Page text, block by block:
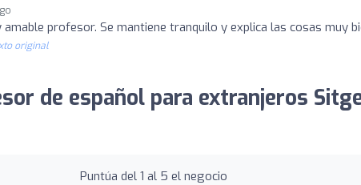
amable profesor. Se mantiene tranquilo y explica las cosas muy
original
de español para extranjeros
Puntúa del 1 al 5 el negocio